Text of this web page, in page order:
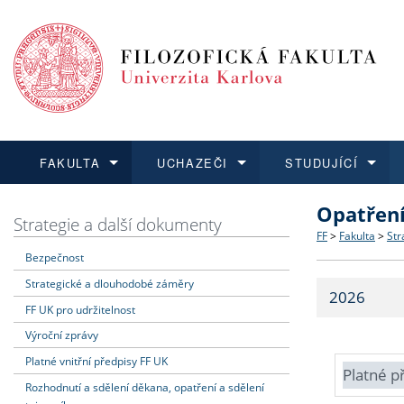
FAKULTA
Dozvědět se více
Struktura
Strategie
Fakultní
UCHAZEČI
Podat přihlášku
Co
Učitelské
STUDUJÍCÍ
Dozvědět se více
Dozvědět se více
O vědě a
Dozvědět se více
Aktuální
Strategie a další dokumenty
Bezpečnost
Strategické a dlouhodobé záměry
FF UK pro udržitelnost
Výroční zprávy
Platné vnitřní předpisy FF UK
Rozhodnutí a sdělení děkana, opatření a sdělení
FF > Fakulta >
2026
Platné